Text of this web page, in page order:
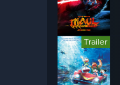
Trailer